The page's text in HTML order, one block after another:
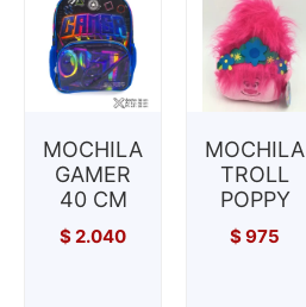
MOCHILA
GAMER
40 CM
$2.040
MOCHILA
TROLL
POPPY
$975